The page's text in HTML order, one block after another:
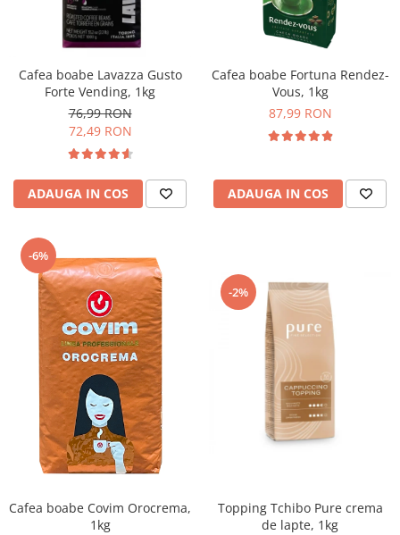
Cafea boabe Lavazza Gusto
Forte Vending, 1kg
76,99 RON
72,49 RON
ADAUGA IN COS
Cafea boabe Fortuna Rendez-
Vous, 1kg
87,99 RON
ADAUGA IN COS
-6%
Cafea boabe Covim Orocrema,
1kg
-2%
Topping Tchibo Pure crema
de lapte, 1kg